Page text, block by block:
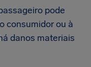
pode
consumidor ou à
danos materiais